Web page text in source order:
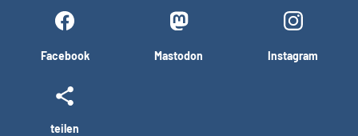
Facebook Mastodon Instagram
teilen